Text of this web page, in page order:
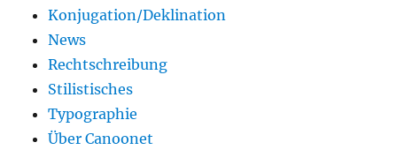
Konjugation/Deklination
News
Rechtschreibung
Stilistisches
Typographie
Über Canoonet